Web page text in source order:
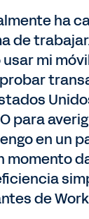
ha
de
mi
para
en un
momento
de